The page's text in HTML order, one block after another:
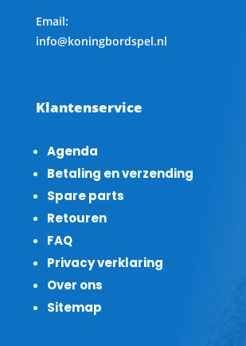
Email:
info@koningbordspel.nl
Klantenservice
Agenda
Betaling en verzending
Spare parts
Retouren
FAQ
Privacy verklaring
Over ons
Sitemap